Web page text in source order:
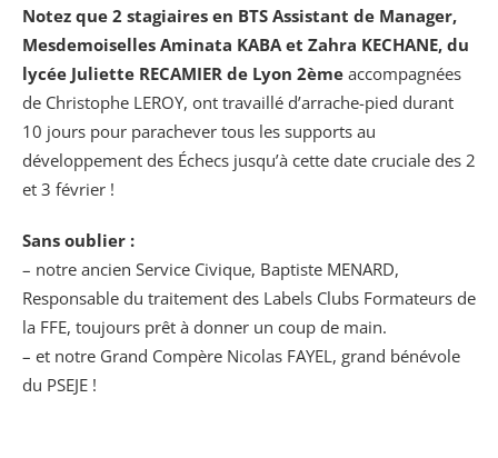
Notez que 2 stagiaires en BTS Assistant de Manager,
Mesdemoiselles Aminata KABA et Zahra KECHANE, du
lycée Juliette RECAMIER de Lyon 2ème accompagnées
de Christophe LEROY, ont travaillé d’arrache-pied durant
10 jours pour parachever tous les supports au
développement des Échecs jusqu’à cette date cruciale des 2
et 3 février !
Sans oublier :
– notre ancien Service Civique, Baptiste MENARD,
Responsable du traitement des Labels Clubs Formateurs de
la FFE, toujours prêt à donner un coup de main.
– et notre Grand Compère Nicolas FAYEL, grand bénévole
du PSEJE !